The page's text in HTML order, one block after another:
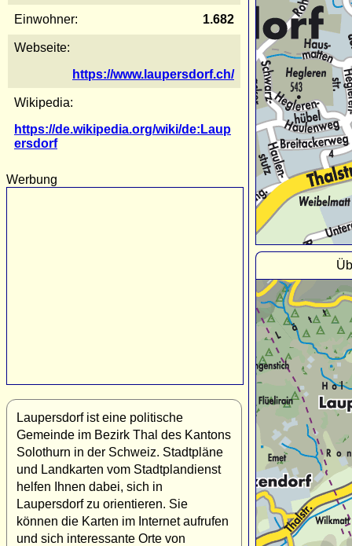
Einwohner: 1.682
Webseite:
https://www.laupersdorf.ch/
Wikipedia:
https://de.wikipedia.org/wiki/de:Laup
ersdorf
Werbung
Laupersdorf ist eine politische
Gemeinde im Bezirk Thal des Kantons
Solothurn in der Schweiz. Stadtpläne
und Landkarten vom Stadtplandienst
helfen Ihnen dabei, sich in
Laupersdorf zu orientieren. Sie
können die Karten im Internet aufrufen
und sich interessante Orte von